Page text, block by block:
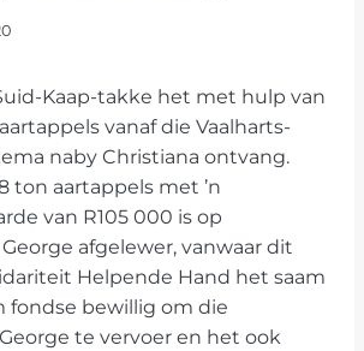
Kaap-takke het met hulp van
vanaf die Vaalharts-
naby Christiana ontvang.
ton aartappels met ’n
van R105 000 is op
George afgelewer, vanwaar dit
Helpende Hand het saam
fondse bewillig om die
te vervoer en het ook